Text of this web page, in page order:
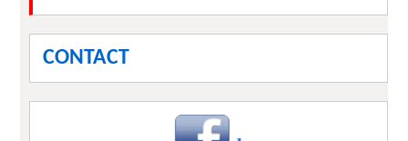
CONTACT